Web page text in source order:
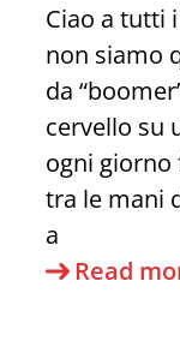
Ciao a tutti
non siamo
da
cervello su
ogni giorno
tra le mani
a
Read